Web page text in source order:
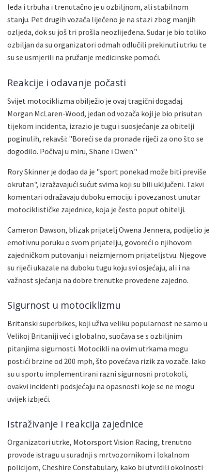
leđa i trbuha i trenutačno je u ozbiljnom, ali stabilnom
stanju. Pet drugih vozača liječeno je na stazi zbog manjih
ozljeda, dok su još tri prošla neozlijeđena. Sudar je bio toliko
ozbiljan da su organizatori odmah odlučili prekinuti utrku te
su se usmjerili na pružanje medicinske pomoći.
Reakcije i odavanje počasti
Svijet motociklizma obilježio je ovaj tragični događaj.
Morgan McLaren-Wood, jedan od vozača koji je bio prisutan
tijekom incidenta, izrazio je tugu i suosjećanje za obitelji
poginulih, rekavši: "Boreći se da pronađe riječi za ono što se
dogodilo. Počivaj u miru, Shane i Owen."
Rory Skinner je dodao da je "sport ponekad može biti previše
okrutan", izražavajući sućut svima koji su bili uključeni. Takvi
komentari odražavaju duboku emociju i povezanost unutar
motociklističke zajednice, koja je često poput obitelji.
Cameron Dawson, blizak prijatelj Owena Jennera, podijelio je
emotivnu poruku o svom prijatelju, govoreći o njihovom
zajedničkom putovanju i neizmjernom prijateljstvu. Njegove
su riječi ukazale na duboku tugu koju svi osjećaju, ali i na
važnost sjećanja na dobre trenutke provedene zajedno.
Sigurnost u motociklizmu
Britanski superbikes, koji uživa veliku popularnost ne samo u
Velikoj Britaniji već i globalno, suočava se s ozbiljnim
pitanjima sigurnosti. Motocikli na ovim utrkama mogu
postići brzine od 200 mph, što povećava rizik za vozače. Iako
su u sportu implementirani razni sigurnosni protokoli,
ovakvi incidenti podsjećaju na opasnosti koje se ne mogu
uvijek izbjeći.
Istraživanje i reakcija zajednice
Organizatori utrke, Motorsport Vision Racing, trenutno
provode istragu u suradnji s mrtvozornikom i lokalnom
policijom, Cheshire Constabulary, kako bi utvrdili okolnosti